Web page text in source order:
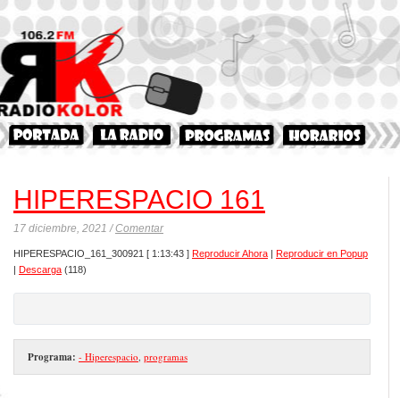
HIPERESPACIO 161
17 diciembre, 2021 /Comentar
HIPERESPACIO_161_300921 [ 1:13:43 ] Reproducir Ahora | Reproducir en Popup
| Descarga (118)
Programa: - Hiperespacio, programas